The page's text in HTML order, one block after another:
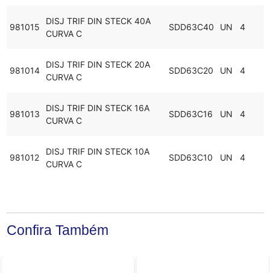
981015
DISJ TRIF DIN STECK 40A
CURVA C
SDD63C40 UN 4
981014
DISJ TRIF DIN STECK 20A
CURVA C
SDD63C20 UN 4
981013
DISJ TRIF DIN STECK 16A
CURVA C
SDD63C16 UN 4
981012
DISJ TRIF DIN STECK 10A
CURVA C
SDD63C10 UN 4
Confira Também